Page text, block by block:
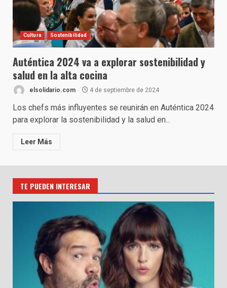
Cultura Sostenibilidad
Auténtica 2024 va a explorar sostenibilidad y
salud en la alta cocina
elsolidario.com 4 de septiembre de 2024
Los chefs más influyentes se reunirán en Auténtica 2024
para explorar la sostenibilidad y la salud en...
Leer Más
TE PUEDEN INTERESAR